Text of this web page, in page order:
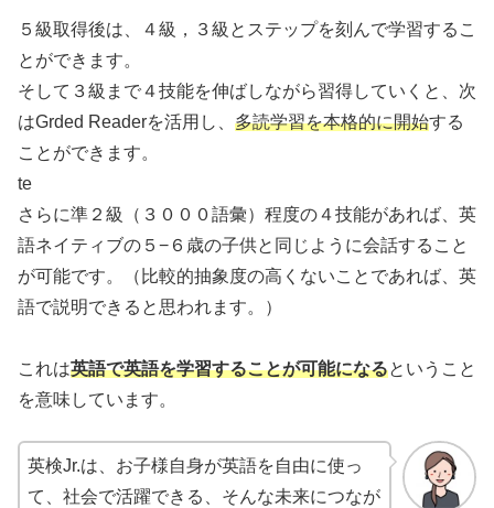
５級取得後は、４級，３級とステップを刻んで学習するこ
とができます。
そして３級まで４技能を伸ばしながら習得していくと、次
はGrded Readerを活用し、 多読学習を本格的に開始する
ことができます。
te
さらに準２級（３０００語彙）程度の４技能があれば、英
語ネイティブの５−６歳の子供と同じように会話すること
が可能です。（比較的抽象度の高くないことであれば、英
語で説明できると思われます。）
これは英語で英語を学習することが可能になるということ
を意味しています。
英検Jr.は、お子様自身が英語を自由に使っ
て、社会で活躍できる、そんな未来につなが